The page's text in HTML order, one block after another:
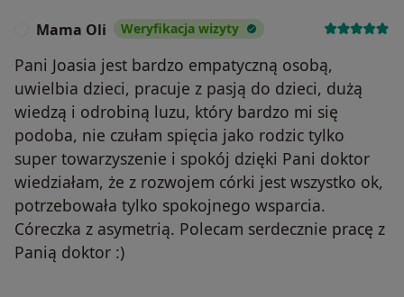
Mama Oli Weryfikacja wizyty
Pani Joasia jest bardzo empatyczną osobą,
uwielbia dzieci, pracuje z pasją do dzieci, dużą
wiedzą i odrobiną luzu, który bardzo mi się
podoba, nie czułam spięcia jako rodzic tylko
super towarzyszenie i spokój dzięki Pani doktor
wiedziałam, że z rozwojem córki jest wszystko ok,
potrzebowała tylko spokojnego wsparcia.
Córeczka z asymetrią. Polecam serdecznie pracę z
Panią doktor :)